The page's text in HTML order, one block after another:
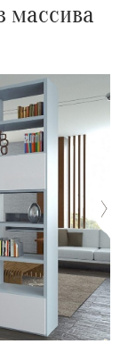
массива